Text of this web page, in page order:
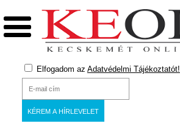
Elfogadom az Adatvédelmi Tájékoztatót!